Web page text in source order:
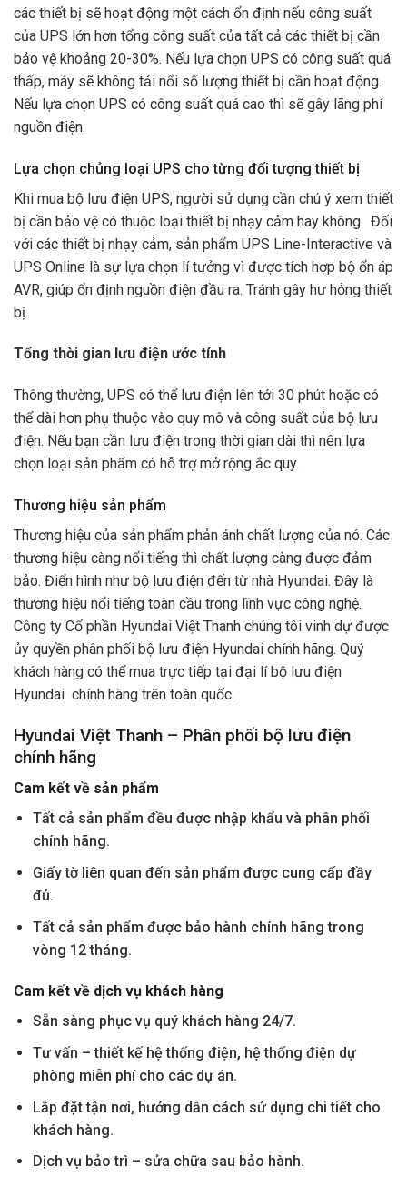
các thiết bị sẽ hoạt động một cách ổn định nếu công suất
của UPS lớn hơn tổng công suất của tất cả các thiết bị cần
bảo vệ khoảng 20-30%. Nếu lựa chọn UPS có công suất quá
thấp, máy sẽ không tải nổi số lượng thiết bị cần hoạt động.
Nếu lựa chọn UPS có công suất quá cao thì sẽ gây lãng phí
nguồn điện.
Lựa chọn chủng loại UPS cho từng đối tượng thiết bị
Khi mua bộ lưu điện UPS, người sử dụng cần chú ý xem thiết
bị cần bảo vệ có thuộc loại thiết bị nhạy cảm hay không. Đối
với các thiết bị nhạy cảm, sản phẩm UPS Line-Interactive và
UPS Online là sự lựa chọn lí tưởng vì được tích hợp bộ ổn áp
AVR, giúp ổn định nguồn điện đầu ra. Tránh gây hư hỏng thiết
bị.
Tổng thời gian lưu điện ước tính
Thông thường, UPS có thể lưu điện lên tới 30 phút hoặc có
thể dài hơn phụ thuộc vào quy mô và công suất của bộ lưu
điện. Nếu bạn cần lưu điện trong thời gian dài thì nên lựa
chọn loại sản phẩm có hỗ trợ mở rộng ắc quy.
Thương hiệu sản phẩm
Thương hiệu của sản phẩm phản ánh chất lượng của nó. Các
thương hiệu càng nổi tiếng thì chất lượng càng được đảm
bảo. Điển hình như bộ lưu điện đến từ nhà Hyundai. Đây là
thương hiệu nổi tiếng toàn cầu trong lĩnh vực công nghệ.
Công ty Cổ phần Hyundai Việt Thanh chúng tôi vinh dự được
ủy quyền phân phối bộ lưu điện Hyundai chính hãng. Quý
khách hàng có thể mua trực tiếp tại đại lí bộ lưu điện
Hyundai chính hãng trên toàn quốc.
Hyundai Việt Thanh – Phân phối bộ lưu điện
chính hãng
Cam kết về sản phẩm
Tất cả sản phẩm đều được nhập khẩu và phân phối
chính hãng.
Giấy tờ liên quan đến sản phẩm được cung cấp đầy
đủ.
Tất cả sản phẩm được bảo hành chính hãng trong
vòng 12 tháng.
Cam kết về dịch vụ khách hàng
Sẵn sàng phục vụ quý khách hàng 24/7.
Tư vấn – thiết kế hệ thống điện, hệ thống điện dự
phòng miễn phí cho các dự án.
Lắp đặt tận nơi, hướng dẫn cách sử dụng chi tiết cho
khách hàng.
Dịch vụ bảo trì – sửa chữa sau bảo hành.